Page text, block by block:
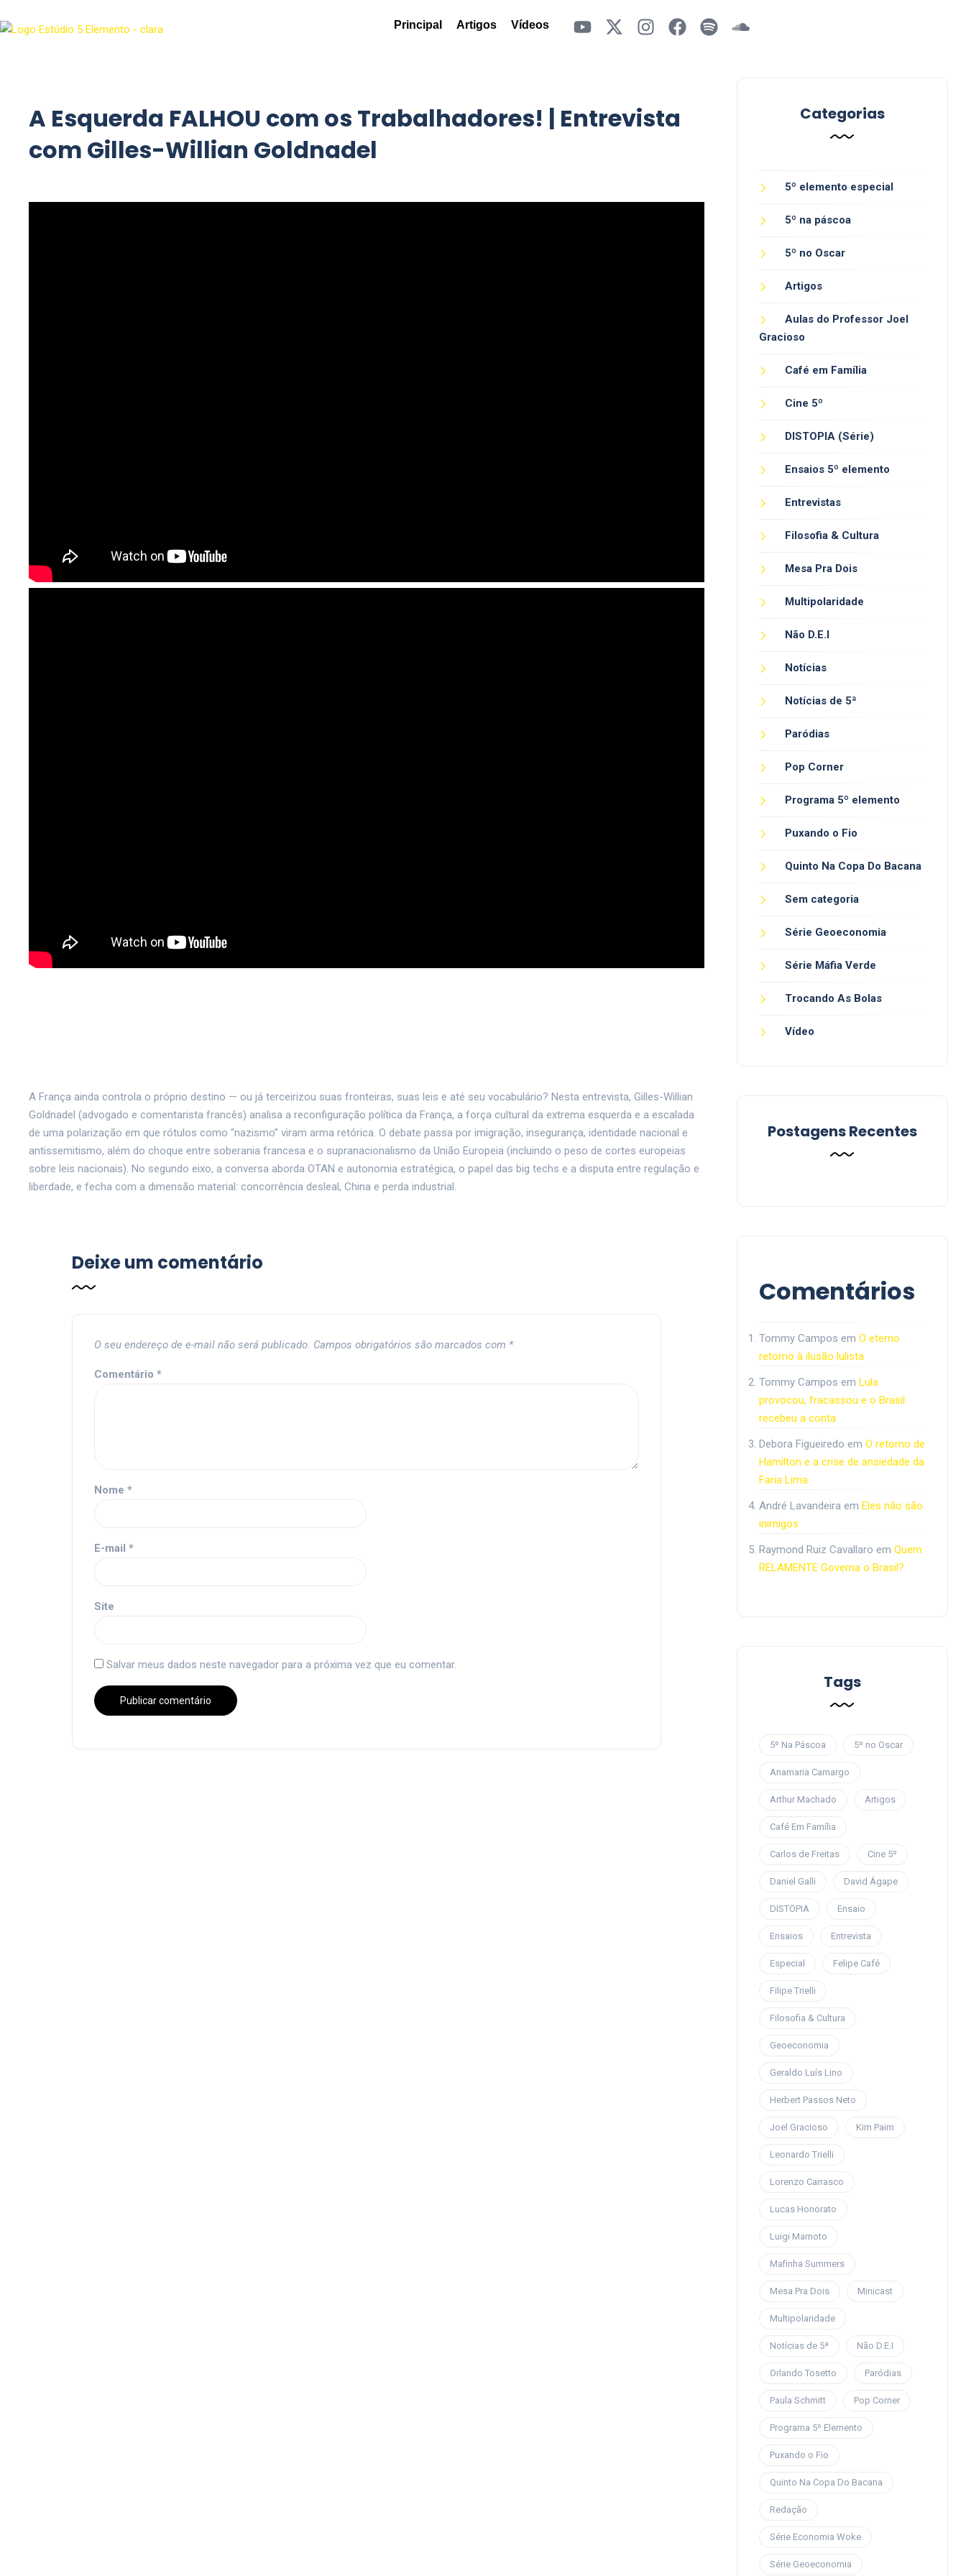
Principal Artigos Vídeos
A Esquerda FALHOU com os Trabalhadores! | Entrevista
com Gilles-Willian Goldnadel
A França ainda controla o próprio destino — ou já terceirizou suas fronteiras, suas leis e até seu vocabulário? Nesta entrevista, Gilles-Willian
Goldnadel (advogado e comentarista francês) analisa a reconfiguração política da França, a força cultural da extrema esquerda e a escalada
de uma polarização em que rótulos como “nazismo” viram arma retórica. O debate passa por imigração, insegurança, identidade nacional e
antissemitismo, além do choque entre soberania francesa e o supranacionalismo da União Europeia (incluindo o peso de cortes europeias
sobre leis nacionais). No segundo eixo, a conversa aborda OTAN e autonomia estratégica, o papel das big techs e a disputa entre regulação e
liberdade, e fecha com a dimensão material: concorrência desleal, China e perda industrial.
Deixe um comentário
O seu endereço de e-mail não será publicado. Campos obrigatórios são marcados com *
Comentário *
Nome *
E-mail *
Site
Salvar meus dados neste navegador para a próxima vez que eu comentar.
Categorias
5º elemento especial
5º na páscoa
5º no Oscar
Artigos
Aulas do Professor Joel
Gracioso
Café em Família
Cine 5º
DISTOPIA (Série)
Ensaios 5º elemento
Entrevistas
Filosofia & Cultura
Mesa Pra Dois
Multipolaridade
Não D.E.I
Notícias
Notícias de 5ª
Paródias
Pop Corner
Programa 5º elemento
Puxando o Fio
Quinto Na Copa Do Bacana
Sem categoria
Série Geoeconomia
Série Máfia Verde
Trocando As Bolas
Vídeo
Postagens Recentes
Comentários
Tommy Campos em O eterno
retorno à ilusão lulista
Tommy Campos em Lula
provocou, fracassou e o Brasil
recebeu a conta
Debora Figueiredo em O retorno de
Hamilton e a crise de ansiedade da
Faria Lima
André Lavandeiraem Eles não são
inimigos
Raymond Ruiz Cavallaro em Quem
RELAMENTE Governa o Brasil?
Tags
5º Na Páscoa 5º no Oscar
Anamaria Camargo
Arthur Machado Artigos
Café Em Família
Carlos de Freitas Cine 5º
Daniel Galli David Ágape
DISTOPIA Ensaio
Ensaios Entrevista
Especial Felipe Café
Filipe Trielli
Filosofia & Cultura
Geoeconomia
Geraldo Luís Lino
Herbert Passos Neto
Joel Gracioso Kim Paim
Leonardo Trielli
Lorenzo Carrasco
Lucas Honorato
Luigi Marnoto
Mafinha Summers
Mesa Pra Dois Minicast
Multipolaridade
Notícias de 5ª Não D.E.I
Orlando Tosetto Paródias
Paula Schmitt Pop Corner
Programa 5º Elemento
Puxando o Fio
Quinto Na Copa Do Bacana
Redação
Série Economia Woke
Série Geoeconomia